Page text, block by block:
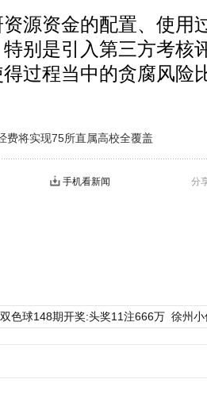
资金的配置、使用
别是引入第三方考核
过程当中的贪腐风险
费将实现75所直属高校全覆盖
分
手机看新闻
双色球148期开奖:头奖11注666万 徐州